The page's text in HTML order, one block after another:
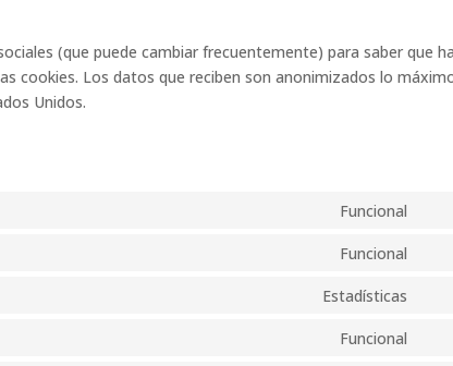
(que puede cambiar frecuentemente) para saber que
cookies. Los datos que reciben son anonimizados lo
Unidos.
Funcional
Funcional
Estadísticas
Funcional